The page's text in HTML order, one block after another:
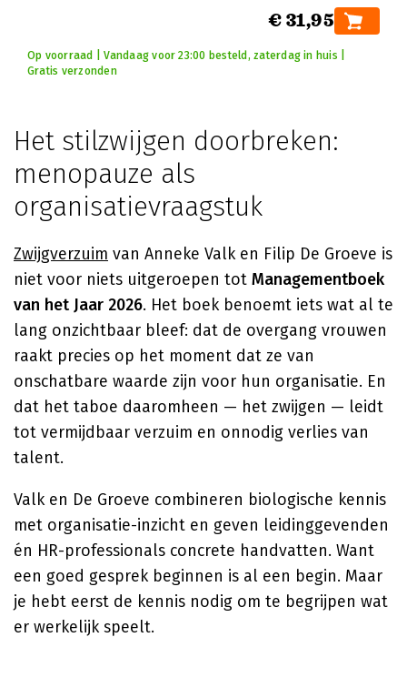
€ 31,95
Op voorraad | Vandaag voor 23:00 besteld, zaterdag in huis |
Gratis verzonden
Het stilzwijgen doorbreken:
menopauze als
organisatievraagstuk
Zwijgverzuim van Anneke Valk en Filip De Groeve is
niet voor niets uitgeroepen tot Managementboek
van het Jaar 2026. Het boek benoemt iets wat al te
lang onzichtbaar bleef: dat de overgang vrouwen
raakt precies op het moment dat ze van
onschatbare waarde zijn voor hun organisatie. En
dat het taboe daaromheen — het zwijgen — leidt
tot vermijdbaar verzuim en onnodig verlies van
talent.
Valk en De Groeve combineren biologische kennis
met organisatie-inzicht en geven leidinggevenden
én HR-professionals concrete handvatten. Want
een goed gesprek beginnen is al een begin. Maar
je hebt eerst de kennis nodig om te begrijpen wat
er werkelijk speelt.